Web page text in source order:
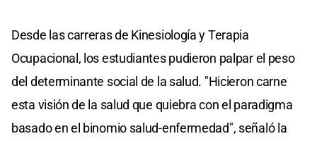
Desde las carreras de Kinesiología y Terapia
Ocupacional, los estudiantes pudieron palpar el peso
del determinante social de la salud. "Hicieron carne
esta visión de la salud que quiebra con el paradigma
basado en el binomio salud-enfermedad", señaló la